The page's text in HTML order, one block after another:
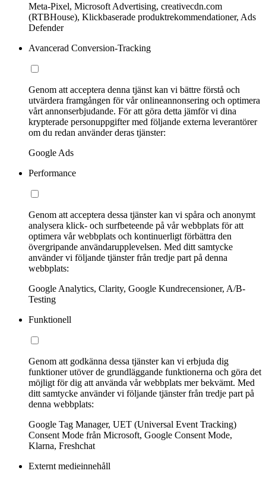
Meta-Pixel, Microsoft Advertising, creativecdn.com
(RTBHouse), Klickbaserade produktrekommendationer, Ads
Defender
Avancerad Conversion-Tracking
Genom att acceptera denna tjänst kan vi bättre förstå och
utvärdera framgången för vår onlineannonsering och optimera
vårt annonserbjudande. För att göra detta jämför vi dina
krypterade personuppgifter med följande externa leverantörer
om du redan använder deras tjänster:
Google Ads
Performance
Genom att acceptera dessa tjänster kan vi spåra och anonymt
analysera klick- och surfbeteende på vår webbplats för att
optimera vår webbplats och kontinuerligt förbättra den
övergripande användarupplevelsen. Med ditt samtycke
använder vi följande tjänster från tredje part på denna
webbplats:
Google Analytics, Clarity, Google Kundrecensioner, A/B-
Testing
Funktionell
Genom att godkänna dessa tjänster kan vi erbjuda dig
funktioner utöver de grundläggande funktionerna och göra det
möjligt för dig att använda vår webbplats mer bekvämt. Med
ditt samtycke använder vi följande tjänster från tredje part på
denna webbplats:
Google Tag Manager, UET (Universal Event Tracking)
Consent Mode från Microsoft, Google Consent Mode,
Klarna, Freshchat
Externt medieinnehåll